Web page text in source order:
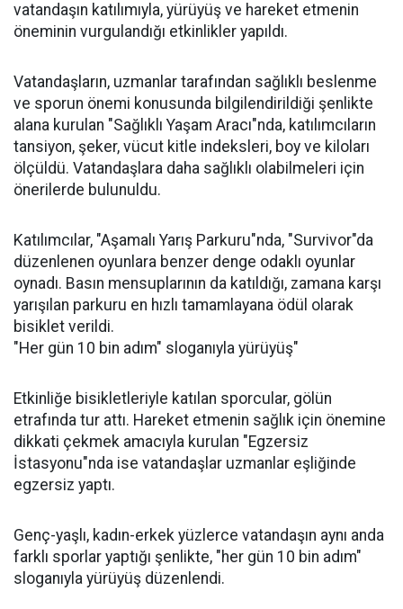
vatandaşın katılımıyla, yürüyüş ve hareket etmenin
öneminin vurgulandığı etkinlikler yapıldı.
Vatandaşların, uzmanlar tarafından sağlıklı beslenme
ve sporun önemi konusunda bilgilendirildiği şenlikte
alana kurulan "Sağlıklı Yaşam Aracı"nda, katılımcıların
tansiyon, şeker, vücut kitle indeksleri, boy ve kiloları
ölçüldü. Vatandaşlara daha sağlıklı olabilmeleri için
önerilerde bulunuldu.
Katılımcılar, "Aşamalı Yarış Parkuru"nda, "Survivor"da
düzenlenen oyunlara benzer denge odaklı oyunlar
oynadı. Basın mensuplarının da katıldığı, zamana karşı
yarışılan parkuru en hızlı tamamlayana ödül olarak
bisiklet verildi.
"Her gün 10 bin adım" sloganıyla yürüyüş"
Etkinliğe bisikletleriyle katılan sporcular, gölün
etrafında tur attı. Hareket etmenin sağlık için önemine
dikkati çekmek amacıyla kurulan "Egzersiz
İstasyonu"nda ise vatandaşlar uzmanlar eşliğinde
egzersiz yaptı.
Genç-yaşlı, kadın-erkek yüzlerce vatandaşın aynı anda
farklı sporlar yaptığı şenlikte, "her gün 10 bin adım"
sloganıyla yürüyüş düzenlendi.